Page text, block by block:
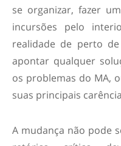
se organizar, fazer
incursões pelo
realidade de perto
apontar qualquer
os problemas do MA,
suas principais
A mudança não pode